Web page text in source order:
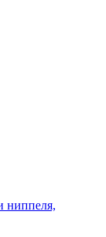
ниппеля,